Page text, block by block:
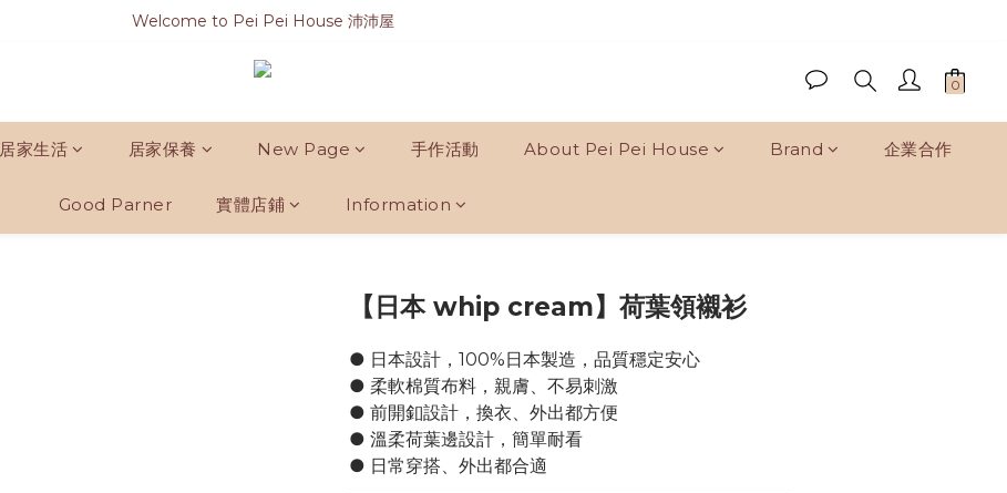
Welcome to Pei Pei House 沛沛屋
居家生活 居家保養 New Page 手作活動 About Pei Pei House Brand 企業合作
Good Parner 實體店鋪 Information
【日本 whip cream】荷葉領襯衫
● 日本設計，100%日本製造，品質穩定安心
● 柔軟棉質布料，親膚、不易刺激
● 前開釦設計，換衣、外出都方便
● 溫柔荷葉邊設計，簡單耐看
● 日常穿搭、外出都合適